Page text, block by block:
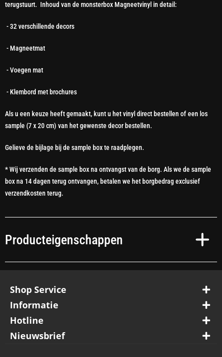
terugstuurt. Inhoud van de monsterbox Magneetvinyl in detail:
- 32 verschillende decors
- Magneetmat
- Voegen mat
- Klembord met brochures
Als u een keuze heeft gemaakt, kunt u het vinyl direct bestellen of een los
sample (7 x 20 cm) van het gewenste decor bestellen.
Gelieve de bijlage bij de sample box te raadplegen.
* Wij verzenden de sample box na ontvangst van de borg. Als we de sample
box na 14 dagen terug ontvangen, betalen we het borgbedrag exclusief
verzendkosten terug.
Producteigenschappen
Shop Service
Informatie
Hotline
Nieuwsbrief